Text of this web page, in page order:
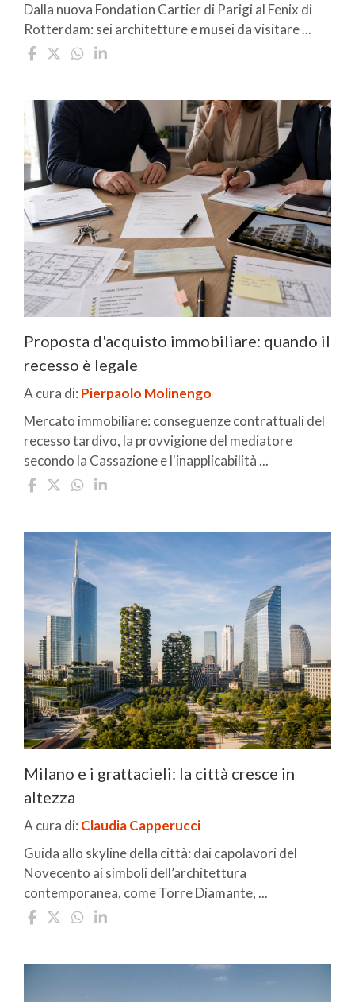
Dalla nuova Fondation Cartier di Parigi al Fenix di
Rotterdam: sei architetture e musei da visitare ...
Proposta d'acquisto immobiliare: quando il
recesso è legale
A cura di: Pierpaolo Molinengo
Mercato immobiliare: conseguenze contrattuali del
recesso tardivo, la provvigione del mediatore
secondo la Cassazione e l'inapplicabilità ...
Milano e i grattacieli: la città cresce in
altezza
A cura di: Claudia Capperucci
Guida allo skyline della città: dai capolavori del
Novecento ai simboli dell’architettura
contemporanea, come Torre Diamante, ...